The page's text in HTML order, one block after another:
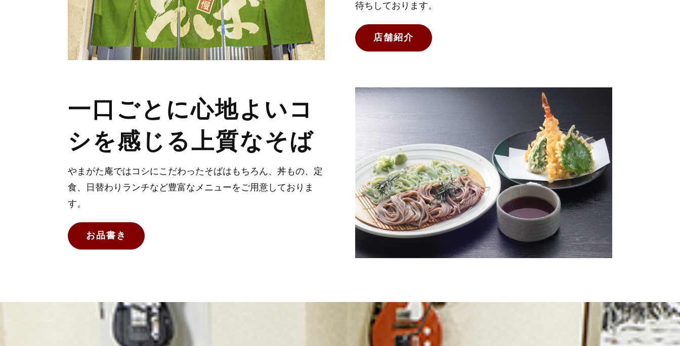
待ちしております。
店舗紹介
一口ごとに心地よいコ
シを感じる上質なそば
やまがた庵ではコシにこだわったそばはもちろん、丼もの、定
食、日替わりランチなど豊富なメニューをご用意しておりま
す。
お品書き